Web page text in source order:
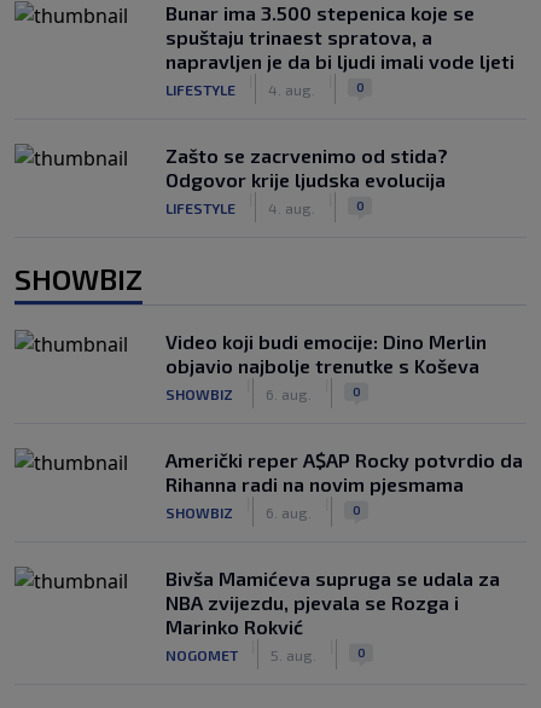
Bunar imа 3.500 stepenica koje se
spuštaju trinaest spratova, a
napravljen je da bi ljudi imali vode ljeti
LIFESTYLE 4. aug. 0
Zašto se zacrvenimo od stida?
Odgovor krije ljudska evolucija
LIFESTYLE 4. aug. 0
SHOWBIZ
Video koji budi emocije: Dino Merlin
objavio najbolje trenutke s Koševa
SHOWBIZ 6. aug. 0
Američki reper A$AP Rocky potvrdio da
Rihanna radi na novim pjesmama
SHOWBIZ 6. aug. 0
Bivša Mamićeva supruga se udala za
NBA zvijezdu, pjevala se Rozga i
Marinko Rokvić
NOGOMET 5. aug. 0